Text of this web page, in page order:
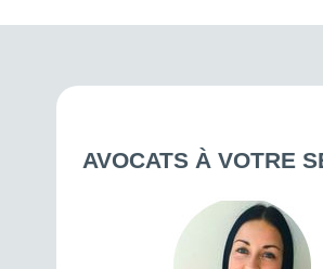
AVOCATS À VOTRE